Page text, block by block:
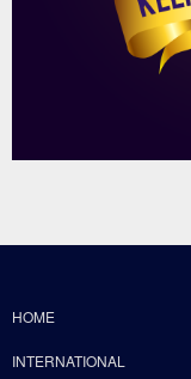
HOME
INTERNATIONAL